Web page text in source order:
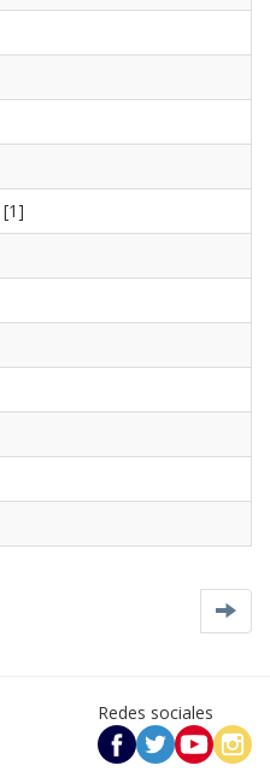
[1]
Redes sociales